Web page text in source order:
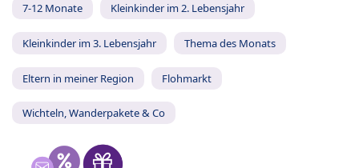
7-12 Monate Kleinkinder im 2. Lebensjahr
Kleinkinder im 3. Lebensjahr Thema des Monats
Eltern in meiner Region Flohmarkt
Wichteln, Wanderpakete & Co